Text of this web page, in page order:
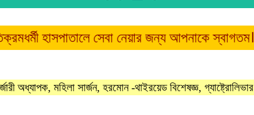
হাসপাতালে সেবা নেয়ার জন্য আপনাকে স্বাগতম।
অধ্যাপক, মহিলা সার্জন,হরমোন -থাইরয়েড বিশেষজ্ঞ,গ্যাষ্ট্রোলিভার